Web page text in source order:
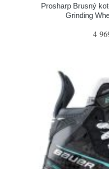
Prosharp Brusný
Grinding
4